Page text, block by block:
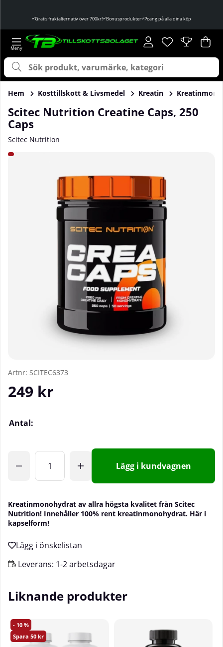
Gratis fraktalternativ över 700kr! Bonusprodukter Poäng på alla dina köp
Önskelista
Antal i
. .
Hem Kosttillskott & Livsmedel Kreatin
Scitec Nutrition Creatine Caps, 250
Caps
Scitec Nutrition
Produktbilder Scitec Nutrition Creatine Caps, 250 Caps
Artnr: SCITEC6373
249 kr
Antal:
Lägg i kundvagnen
Kreatinmonohydrat av allra högsta kvalitet från Scitec
Nutrition! Innehåller 100% rent kreatinmonohydrat. Här i
kapselform!
Leverans: 1-2 arbetsdagar
Liknande produkter
10
50